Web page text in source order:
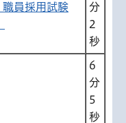
員採用試験
分
2
秒
6
分
5
秒